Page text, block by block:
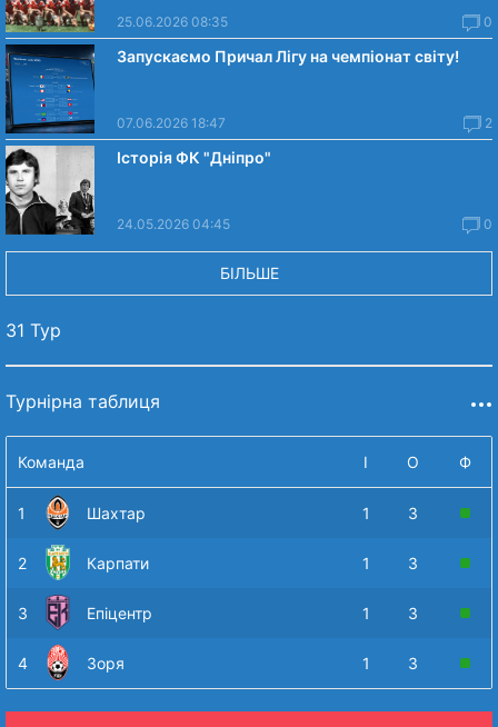
25.06.2026 08:35 0
Запускаємо Причал Лігу на чемпіонат світу!
07.06.2026 18:47 2
Історія ФК "Дніпро"
24.05.2026 04:45 0
БІЛЬШЕ
31 Тур
Турнірна таблиця
Команда І О Ф
1 Шахтар 1 3
2 Карпати 1 3
3 Епіцентр 1 3
4 Зоря 1 3